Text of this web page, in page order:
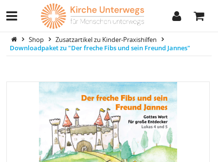
Shop
Zusatzartikel zu Kinder-Praxishilfen
Downloadpaket zu "Der freche Fibs und sein Freund Jannes"